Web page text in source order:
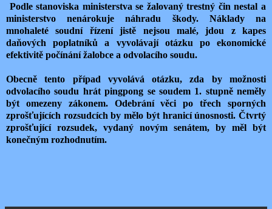
Podle stanoviska ministerstva se žalovaný trestný čin nestal a
ministerstvo nenárokuje náhradu škody. Náklady na
mnohaleté soudní řízení jistě nejsou malé, jdou z kapes
daňových poplatníků a vyvolávají otázku po ekonomické
efektivitě počínání žalobce a odvolacího soudu.
Obecně tento případ vyvolává otázku, zda by možnosti
odvolacího soudu hrát pingpong se soudem 1. stupně neměly
být omezeny zákonem. Odebrání věci po třech sporných
zprošťujících rozsudcích by mělo být hranicí únosnosti. Čtvrtý
zprošťující rozsudek, vydaný novým senátem, by měl být
konečným rozhodnutím.